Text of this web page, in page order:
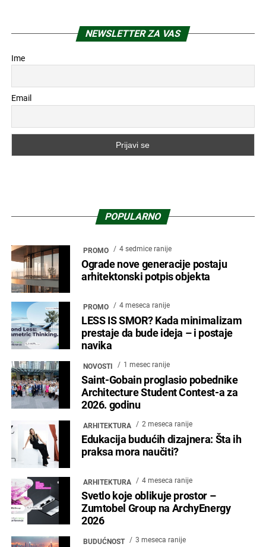
NEWSLETTER ZA VAS
Ime
Email
POPULARNO
PROMO 4 sedmice ranije
Ograde nove generacije postaju
arhitektonski potpis objekta
PROMO 4 meseca ranije
LESS IS SMOR? Kada minimalizam
prestaje da bude ideja – i postaje
navika
NOVOSTI 1 mesec ranije
Saint-Gobain proglasio pobednike
Architecture Student Contest-a za
2026. godinu
ARHITEKTURA 2 meseca ranije
Edukacija budućih dizajnera: Šta ih
praksa mora naučiti?
ARHITEKTURA 4 meseca ranije
Svetlo koje oblikuje prostor –
Zumtobel Group na ArchyEnergy
2026
BUDUĆNOST 3 meseca ranije